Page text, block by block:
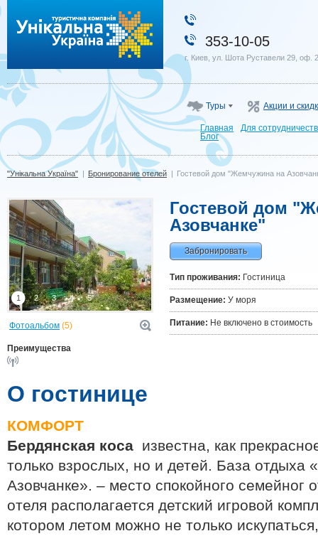
353-10-05
г. Киев, ул. Шота Руставели 29, оф. 2
Туры Акции и
Главная
Для
Блог
"Унікальна Україна" | Бронирование отелей | Гостевой дом "Жемчужина на
1 2 3 4 5
Фотоальбом (5)
Преимущества
Гостевой дом
Азовчанке"
Забронировать
Тип проживания: Гостиница
Размещение: У моря
Питание: Не включено в стоимость
О гостинице
КОМФОРТ
Бердянская коса известна, как
только взрослых, но и детей. База отдыха
Азовчанке». – место спокойного семейног
отеля располагается детский игровой
котором летом можно не только